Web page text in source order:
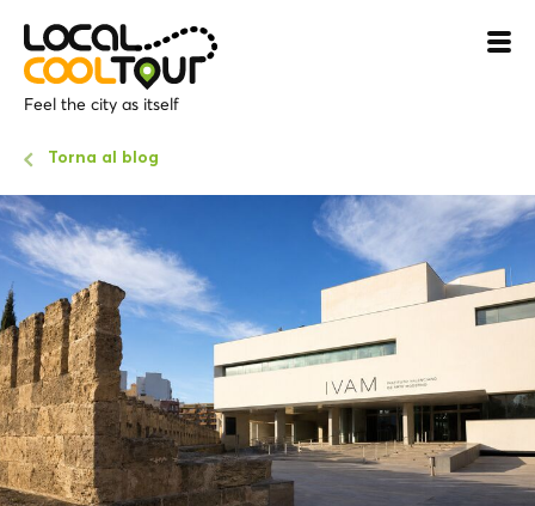
Feel the city as itself
Torna al blog